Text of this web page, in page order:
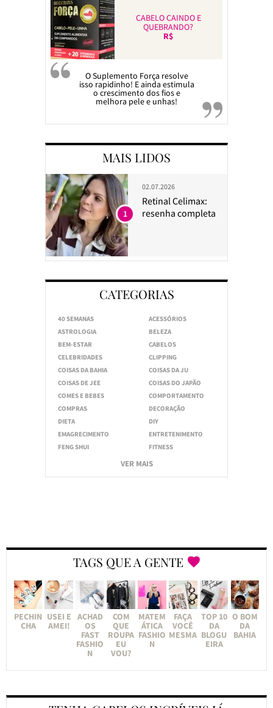
CABELO CAINDO E
QUEBRANDO?
R$
O Suplemento Força resolve
isso rapidinho! E ainda estimula
o crescimento dos fios e
melhora pele e unhas!
MAIS LIDOS
02.07.2026
Retinal Celimax:
resenha completa
1
CATEGORIAS
40 SEMANAS
ACESSÓRIOS
ASTROLOGIA
BELEZA
BEM-ESTAR
CABELOS
CELEBRIDADES
CLIPPING
COISAS DA BAHIA
COISAS DA JU
COISAS DE JEE
COISAS DO JAPÃO
COMES E BEBES
COMPORTAMENTO
COMPRAS
DECORAÇÃO
DIETA
DIY
EMAGRECIMENTO
ENTRETENIMENTO
FENG SHUI
FITNESS
VER MAIS
TAGS QUE A GENTE
PECHIN
CHA
USEI E
AMEI!
ACHAD
OS
FAST
FASHIO
N
COM
QUE
ROUPA
EU
VOU?
MATEM
ÁTICA
FASHIO
N
FAÇA
VOCÊ
MESMA
TOP 10
DA
BLOGU
EIRA
O BOM
DA
BAHIA